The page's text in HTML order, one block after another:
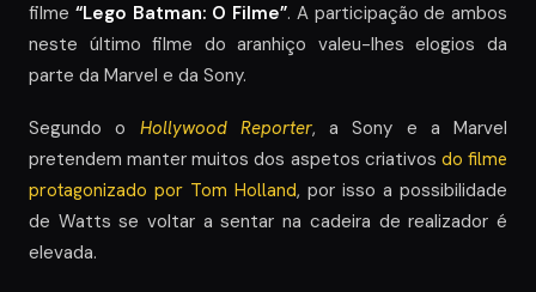
filme “Lego Batman: O Filme”. A participação de ambos
neste último filme do aranhiço valeu-lhes elogios da
parte da Marvel e da Sony.
Segundo o Hollywood Reporter, a Sony e a Marvel
pretendem manter muitos dos aspetos criativos do filme
protagonizado por Tom Holland, por isso a possibilidade
de Watts se voltar a sentar na cadeira de realizador é
elevada.